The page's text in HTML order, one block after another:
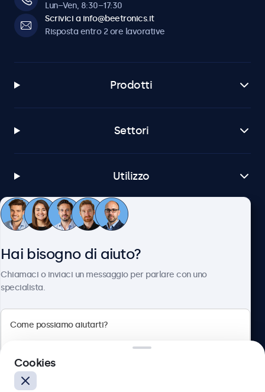
Lun–Ven, 8:30–17:30
Scrivici a info@beetronics.it
Risposta entro 2 ore lavorative
Prodotti
Settori
Utilizzo
Servizio Clienti
Hai bisogno di aiuto?
Chiamaci o inviaci un messaggio per parlare con uno
specialista.
Cookies